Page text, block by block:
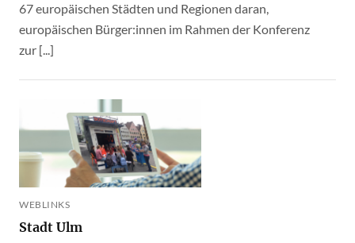
67 europäischen Städten und Regionen daran,
europäischen Bürger:innen im Rahmen der Konferenz
zur [...]
WEBLINKS
Stadt Ulm